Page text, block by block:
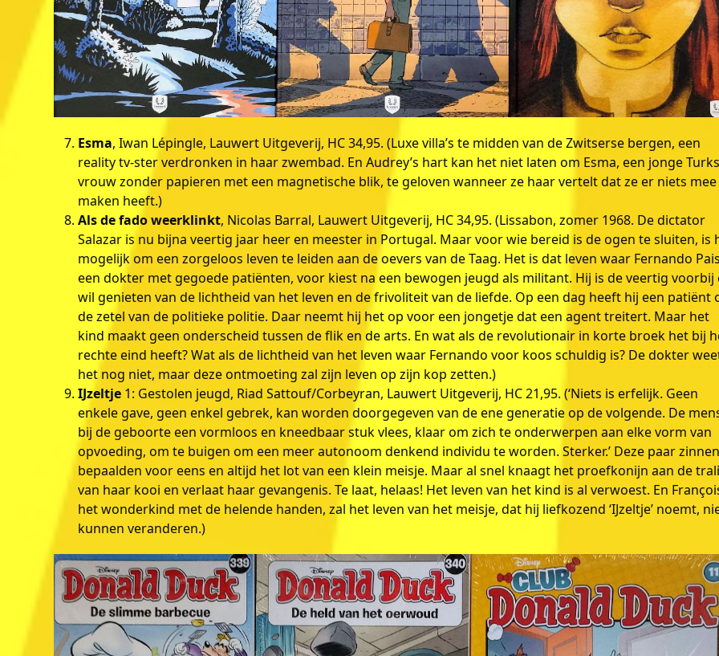
Esma, Iwan Lépingle, Lauwert Uitgeverij, HC 34,95. (Luxe villa’s te midden van de Zwitserse bergen, een
reality tv-ster verdronken in haar zwembad. En Audrey’s hart kan het niet laten om Esma, een jonge
vrouw zonder papieren met een magnetische blik, te geloven wanneer ze haar vertelt dat ze er niets
maken heeft.)
Als de fado weerklinkt, Nicolas Barral, Lauwert Uitgeverij, HC 34,95. (Lissabon, zomer 1968. De dictator
Salazar is nu bijna veertig jaar heer en meester in Portugal. Maar voor wie bereid is de ogen te sluiten, is
mogelijk om een zorgeloos leven te leiden aan de oevers van de Taag. Het is dat leven waar Fernando
een dokter met gegoede patiënten, voor kiest na een bewogen jeugd als militant. Hij is de veertig voorbij
wil genieten van de lichtheid van het leven en de frivoliteit van de liefde. Op een dag heeft hij een patiënt
de zetel van de politieke politie. Daar neemt hij het op voor een jongetje dat een agent treitert. Maar het
kind maakt geen onderscheid tussen de flik en de arts. En wat als de revolutionair in korte broek het bij
rechte eind heeft? Wat als de lichtheid van het leven waar Fernando voor koos schuldig is? De dokter
het nog niet, maar deze ontmoeting zal zijn leven op zijn kop zetten.)
IJzeltje 1: Gestolen jeugd, Riad Sattouf/Corbeyran, Lauwert Uitgeverij, HC 21,95. (‘Niets is erfelijk. Geen
enkele gave, geen enkel gebrek, kan worden doorgegeven van de ene generatie op de volgende. De
bij de geboorte een vormloos en kneedbaar stuk vlees, klaar om zich te onderwerpen aan elke vorm van
opvoeding, om te buigen om een meer autonoom denkend individu te worden. Sterker.’ Deze paar
bepaalden voor eens en altijd het lot van een klein meisje. Maar al snel knaagt het proefkonijn aan de
van haar kooi en verlaat haar gevangenis. Te laat, helaas! Het leven van het kind is al verwoest. En
het wonderkind met de helende handen, zal het leven van het meisje, dat hij liefkozend ‘IJzeltje’ noemt,
kunnen veranderen.)